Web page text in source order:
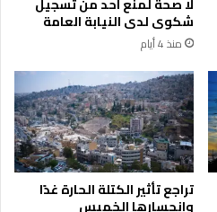
لا صحة لمنع احد من تسجيل
شكوى لدى النيابة العامة
منذ 4 أيام
تراجع تأثير الكتلة الحارة غدًا
وانحسارها الخميس